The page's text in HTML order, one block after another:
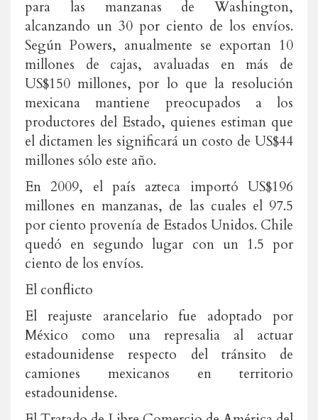
para las manzanas de Washington,
alcanzando un 30 por ciento de los envíos.
Según Powers, anualmente se exportan 10
millones de cajas, avaluadas en más de
US$150 millones, por lo que la resolución
mexicana mantiene preocupados a los
productores del Estado, quienes estiman que
el dictamen les significará un costo de US$44
millones sólo este año.
En 2009, el país azteca importó US$196
millones en manzanas, de las cuales el 97.5
por ciento provenía de Estados Unidos. Chile
quedó en segundo lugar con un 1.5 por
ciento de los envíos.
El conflicto
El reajuste arancelario fue adoptado por
México como una represalia al actuar
estadounidense respecto del tránsito de
camiones mexicanos en territorio
estadounidense.